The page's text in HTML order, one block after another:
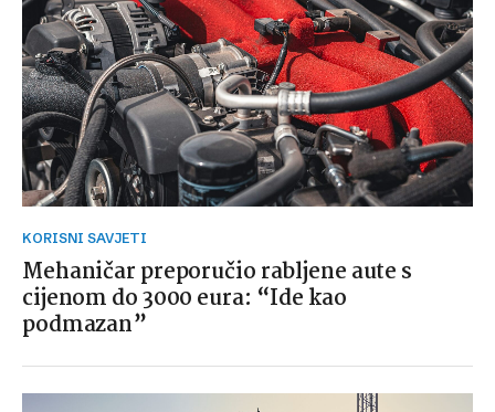
KORISNI SAVJETI
Mehaničar preporučio rabljene aute s
cijenom do 3000 eura: “Ide kao
podmazan”